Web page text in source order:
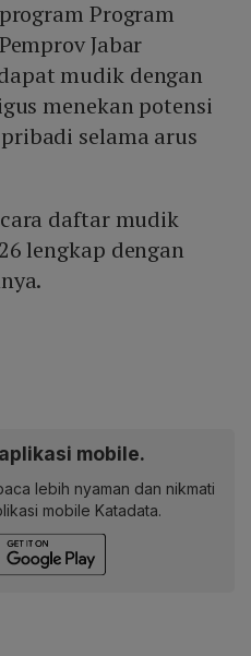
Program
Jabar
mudik dengan
menekan potensi
selama arus
daftar mudik
lengkap dengan
mobile.
lebih nyaman dan nikmati
mobile Katadata.